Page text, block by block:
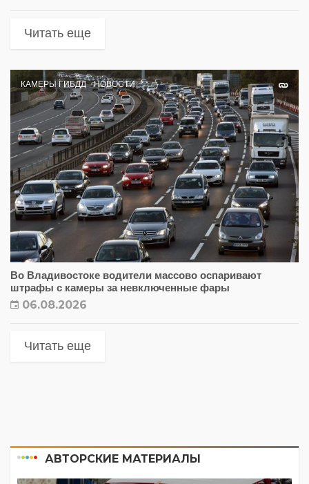
Читать еще
КАМЕРЫ ГИБДД НОВОСТИ
Во Владивостоке водители массово оспаривают
штрафы с камеры за невключенные фары
06.08.2026
Читать еще
АВТОРСКИЕ МАТЕРИАЛЫ